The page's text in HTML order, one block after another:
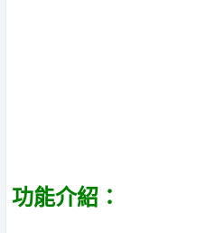
功能介紹：